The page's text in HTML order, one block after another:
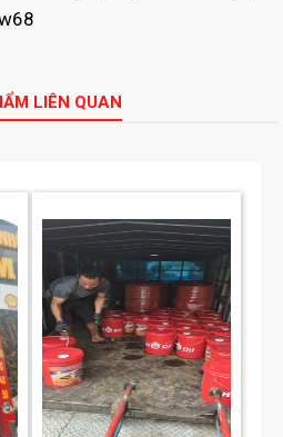
LIÊN QUAN